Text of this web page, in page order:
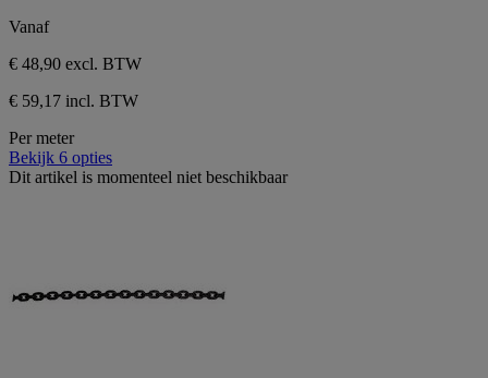
5
Vanaf
€ 48,90 excl. BTW
€ 59,17 incl. BTW
Per meter
Bekijk 6 opties
Dit artikel is momenteel niet beschikbaar